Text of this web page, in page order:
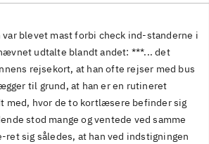
blevet mast forbi check ind-standerne i
udtalte blandt andet: ***... det
rejsekort, at han ofte rejser med bus
til grund, at han er en rutineret
med, hvor de to kortlæsere befinder sig
stod mange og ventede ved samme
sig således, at han ved indstigningen